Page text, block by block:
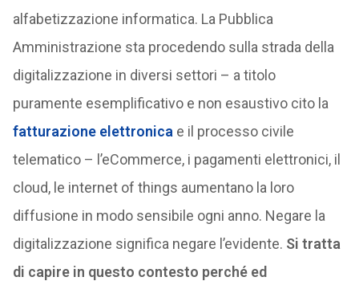
alfabetizzazione informatica. La Pubblica
Amministrazione sta procedendo sulla strada della
digitalizzazione in diversi settori – a titolo
puramente esemplificativo e non esaustivo cito la
fatturazione elettronica e il processo civile
telematico – l’eCommerce, i pagamenti elettronici, il
cloud, le internet of things aumentano la loro
diffusione in modo sensibile ogni anno. Negare la
digitalizzazione significa negare l’evidente. Si tratta
di capire in questo contesto perché ed